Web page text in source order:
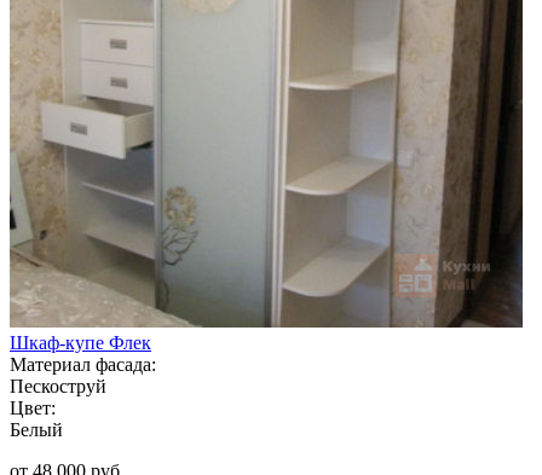
Шкаф-купе Флек
Материал фасада:
Пескоструй
Цвет:
Белый
от 48 000 руб.